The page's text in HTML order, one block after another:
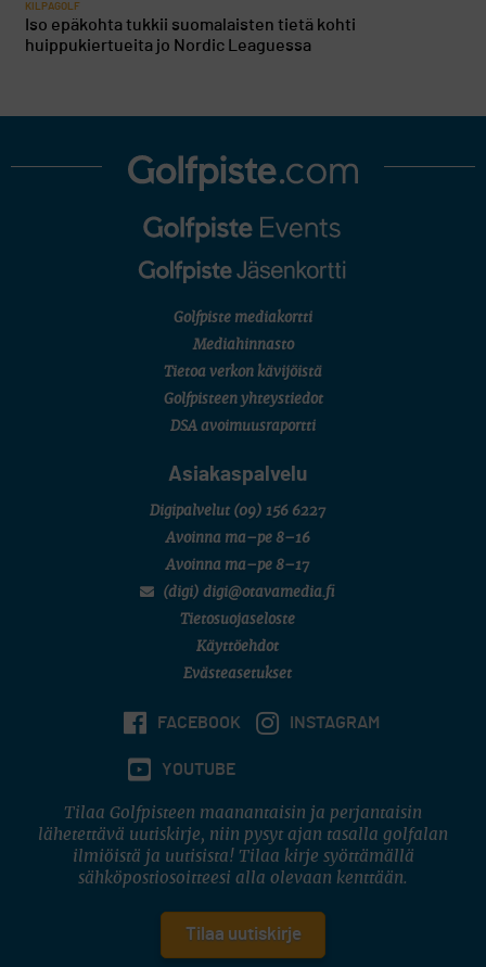
KILPAGOLF
Iso epäkohta tukkii suomalaisten tietä kohti
huippukiertueita jo Nordic Leaguessa
Golfpiste mediakortti
Mediahinnasto
Tietoa verkon kävijöistä
Golfpisteen yhteystiedot
DSA avoimuusraportti
Asiakaspalvelu
Digipalvelut (09) 156 6227
Avoinna ma–pe 8–16
Avoinna ma–pe 8–17
(digi) digi@otavamedia.fi
Tietosuojaseloste
Käyttöehdot
Evästeasetukset
FACEBOOK INSTAGRAM
YOUTUBE
Tilaa Golfpisteen maanantaisin ja perjantaisin
lähetettävä uutiskirje, niin pysyt ajan tasalla golfalan
ilmiöistä ja uutisista! Tilaa kirje syöttämällä
sähköpostiosoitteesi alla olevaan kenttään.
Tilaa uutiskirje